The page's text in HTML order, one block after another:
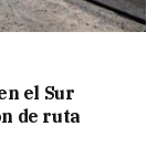
el Sur
de ruta